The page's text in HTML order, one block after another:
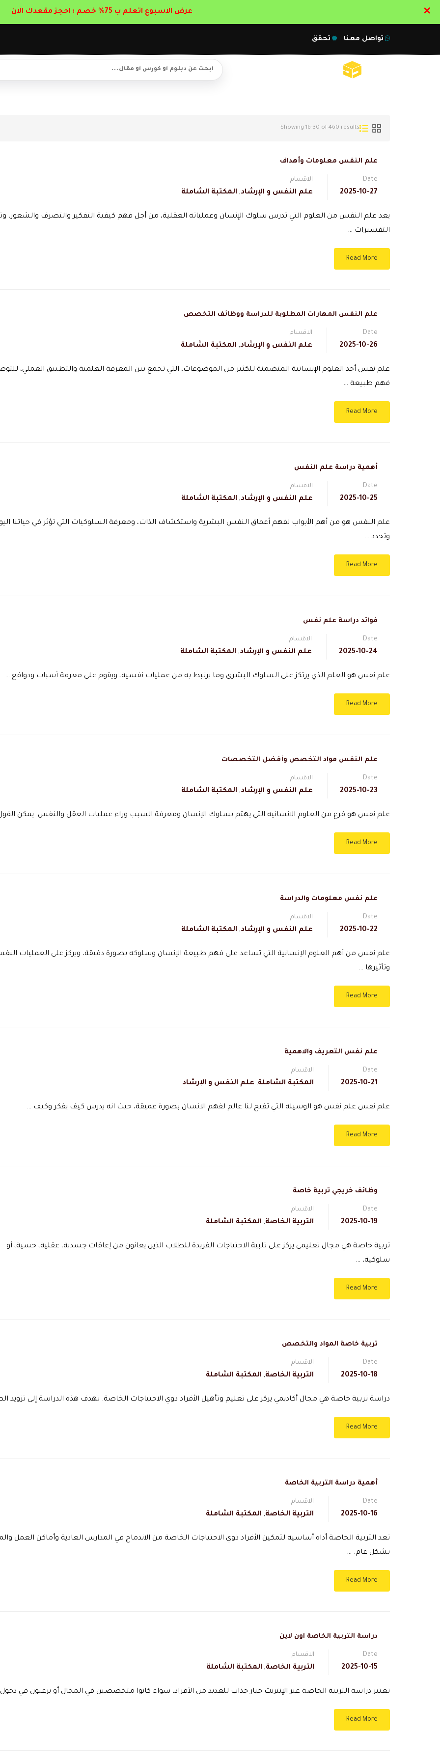
تواصل معنا تحقق
Showing 16-30 of 460 results
علم النفس معلومات وأهداف
Date
2025-10-27
الاقسام
علم النفس و الإرشاد, المكتبة الشاملة
يعد علم النفس من العلوم التي تدرس سلوك الإنسان وعملياته العقلية، من أجل فهم كيفية التفكير والتصرف والشعور،
التفسيرات …
Read More
علم النفس المهارات المطلوبة للدراسة ووظائف التخصص
Date
2025-10-26
الاقسام
علم النفس و الإرشاد, المكتبة الشاملة
علم نفس أحد العلوم الإنسانية المتضمنة للكثير من الموضوعات، التي تجمع بين المعرفة العلمية والتطبيق العملي،
فهم طبيعة …
Read More
أهمية دراسة علم النفس
Date
2025-10-25
الاقسام
علم النفس و الإرشاد, المكتبة الشاملة
علم النفس هو من أهم الأبواب لفهم أعماق النفس البشرية واستكشاف الذات، ومعرفة السلوكيات التي تؤثر في حياتنا
وتحدد …
Read More
فوائد دراسة علم نفس
Date
2025-10-24
الاقسام
علم النفس و الإرشاد, المكتبة الشاملة
علم نفس هو العلم الذي يرتكز على السلوك البشري وما يرتبط به من عمليات نفسية، ويقوم على معرفة أسباب ودوافع …
Read More
علم النفس مواد التخصص وأفضل التخصصات
Date
2025-10-23
الاقسام
علم النفس و الإرشاد, المكتبة الشاملة
علم نفس هو فرع من العلوم الانسانيه التي يهتم بسلوك الإنسان ومعرفة السبب وراء عمليات العقل والنفس. يمكن
Read More
علم نفس معلومات والدراسة
Date
2025-10-22
الاقسام
علم النفس و الإرشاد, المكتبة الشاملة
علم نفس من أهم العلوم الإنسانية التي تساعد على فهم طبيعة الإنسان وسلوكه بصورة دقيقة، ويركز على العمليات
وتأثيرها …
Read More
علم نفس التعريف والاهمية
Date
2025-10-21
الاقسام
المكتبة الشاملة, علم النفس و الإرشاد
علم نفس علم نفس هو الوسيلة التي تفتح لنا عالم لفهم الانسان بصورة عميقة، حيث انه يدرس كيف يفكر وكيف …
Read More
وظائف خريجي تربية خاصة
Date
2025-10-19
الاقسام
التربية الخاصة, المكتبة الشاملة
تربية خاصة هي مجال تعليمي يركز على تلبية الاحتياجات الفريدة للطلاب الذين يعانون من إعاقات جسدية، عقلية، حسية، أو
سلوكية، …
Read More
تربية خاصة المواد والتخصص
Date
2025-10-18
الاقسام
التربية الخاصة, المكتبة الشاملة
دراسة تربية خاصة هي مجال أكاديمي يركز على تعليم وتأهيل الأفراد ذوي الاحتياجات الخاصة. تهدف هذه الدراسة إلى تزويد
Read More
أهمية دراسة التربية الخاصة
Date
2025-10-16
الاقسام
التربية الخاصة, المكتبة الشاملة
تعد التربية الخاصة أداة أساسية لتمكين الأفراد ذوي الاحتياجات الخاصة من الاندماج في المدارس العادية وأماكن العمل
بشكل عام. …
Read More
دراسة التربية الخاصة اون لاين
Date
2025-10-15
الاقسام
التربية الخاصة, المكتبة الشاملة
تعتبر دراسة التربية الخاصة عبر الإنترنت خيار جذاب للعديد من الأفراد، سواء كانوا متخصصين في المجال أو يرغبون في
Read More
عرض الاسبوع اتعلم ب 75% خصم : احجز مقعدك الان ✕